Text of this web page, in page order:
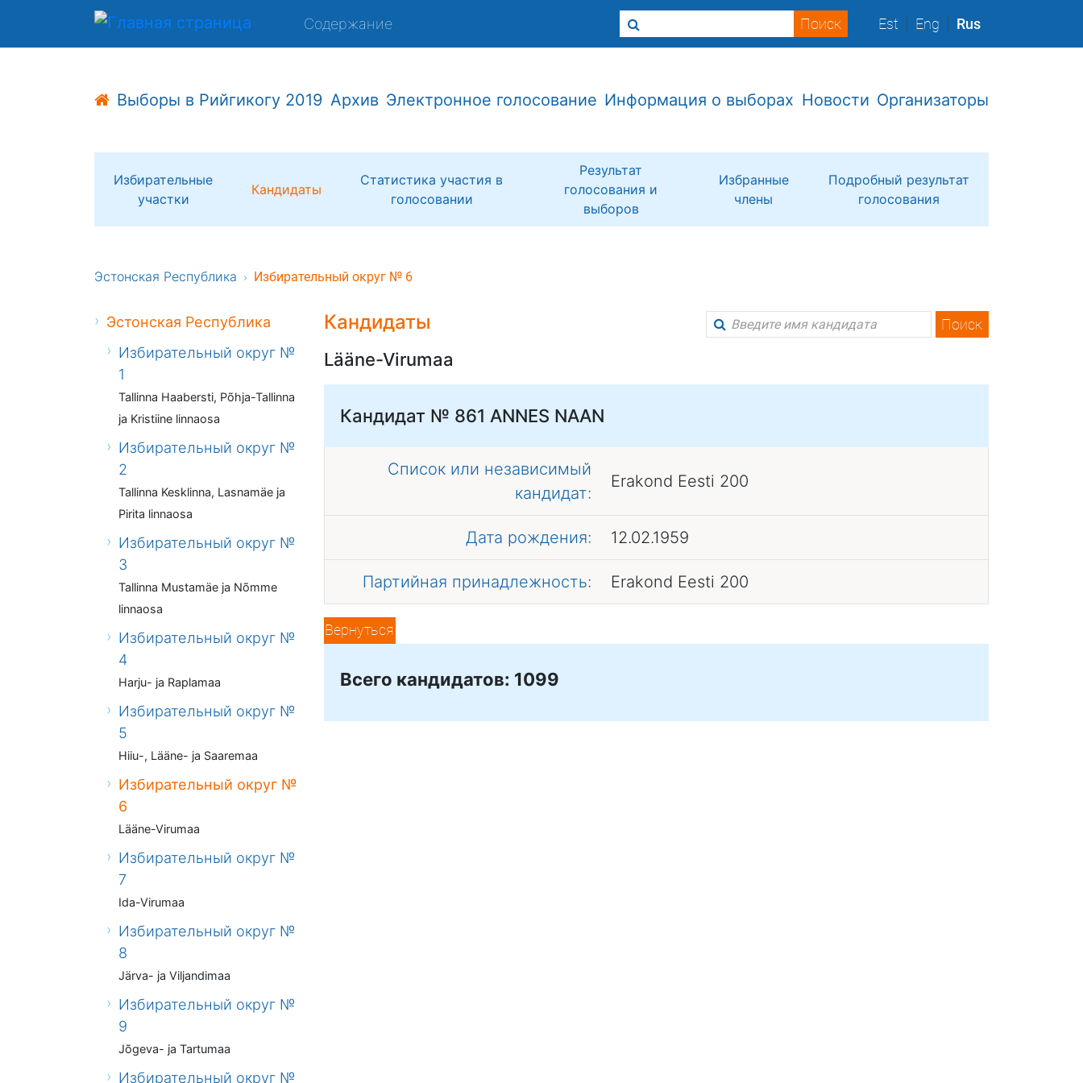
Содержание Est Eng Rus
Выборы в Рийгикогу 2019 Архив Электронное голосование Информация о выборах Новости Организаторы
Избирательные
участки
Кандидаты
Статистика участия в
голосовании
Результат
голосования и
выборов
Избранные
члены
Подробный результат
голосования
Эстонская Республика Избирательный округ № 6
Эстонская Республика
Избирательный округ №
1
Tallinna Haabersti, Põhja-Tallinna
ja Kristiine linnaosa
Избирательный округ №
2
Tallinna Kesklinna, Lasnamäe ja
Pirita linnaosa
Избирательный округ №
3
Tallinna Mustamäe ja Nõmme
linnaosa
Избирательный округ №
4
Harju- ja Raplamaa
Избирательный округ №
5
Hiiu-, Lääne- ja Saaremaa
Избирательный округ №
6
Lääne-Virumaa
Избирательный округ №
7
Ida-Virumaa
Избирательный округ №
8
Järva- ja Viljandimaa
Избирательный округ №
9
Jõgeva- ja Tartumaa
Избирательный округ №
Кандидаты Поиск
Lääne-Virumaa
Кандидат № 861 ANNES NAAN
Список или независимый
кандидат:
Erakond Eesti 200
Дата рождения: 12.02.1959
Партийная принадлежность: Erakond Eesti 200
Вернуться
Всего кандидатов: 1099